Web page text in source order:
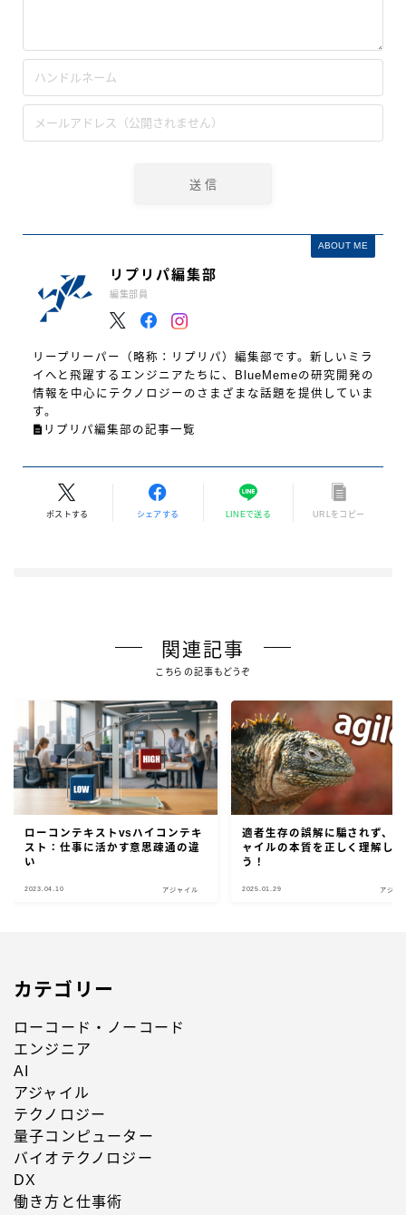
ABOUT ME
リプリパ編集部
編集部員
リープリーパー（略称：リプリパ）編集部です。新しいミラ
イへと飛躍するエンジニアたちに、BlueMemeの研究開発の
情報を中心にテクノロジーのさまざまな話題を提供していま
す。
リプリパ編集部の記事一覧
ポストする シェアする LINEで送る URLをコピー
関連記事
こちらの記事もどうぞ
ローコンテキストvsハイコンテキ
スト：仕事に活かす意思疎通の違
い
2023.04.10 アジャイル
適者生存の誤解に騙されず、
ャイルの本質を正しく理解しよ
う！
2025.01.29 アジャ
カテゴリー
ローコード・ノーコード
エンジニア
AI
アジャイル
テクノロジー
量子コンピューター
バイオテクノロジー
DX
働き方と仕事術